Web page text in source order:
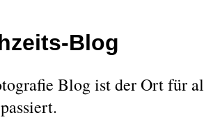
Blog
Blog ist der Ort für